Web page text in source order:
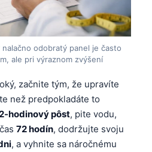
nalačno odobratý panel je často
ale pri výraznom zvýšení
začnite tým, že upravíte
než predpokladáte to
hodinový pôst, pite vodu,
72 hodín, dodržujte svoju
, a vyhnite sa náročnému